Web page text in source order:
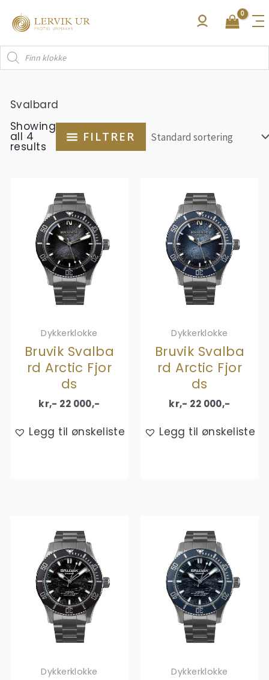
rett
innholdet
Products
search
Svalbard
Showing
all 4
results
FILTRER
Dykkerklokke
Bruvik Svalba
rd Arctic Fjor
ds
kr,- 22 000,-
Legg til ønskeliste
Dykkerklokke
Bruvik Svalba
rd Arctic Fjor
ds
kr,- 22 000,-
Legg til ønskeliste
Dykkerklokke Dykkerklokke